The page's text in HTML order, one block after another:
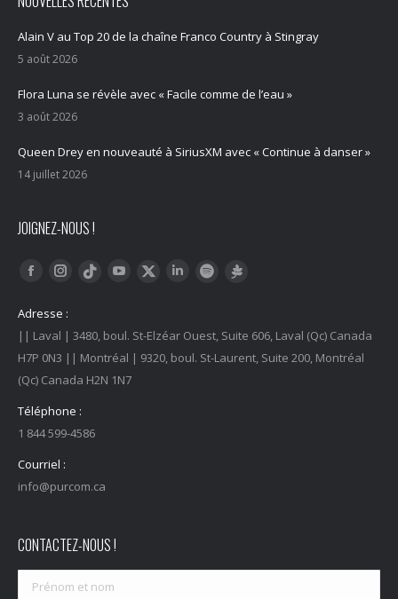
Alain V au Top 20 de la chaîne Franco Country à Stingray
5 août 2026
Flora Luna se révèle avec « Facile comme de l’eau »
3 août 2026
Queen Drey en nouveauté à SiriusXM avec « Continue à danser »
14 juillet 2026
JOIGNEZ-NOUS !
Trouvez nous sur :
FacebookInstagram
Tiktok YouTubeTwitter LinkedInSpotify
Adresse :
|| Laval | 3480, boul. St-Elzéar Ouest, Suite 606, Laval (Qc) Canada
H7P 0N3 || Montréal | 9320, boul. St-Laurent, Suite 200, Montréal
(Qc) Canada H2N 1N7
Téléphone :
1 844 599-4586
Courriel :
info@purcom.ca
CONTACTEZ-NOUS !